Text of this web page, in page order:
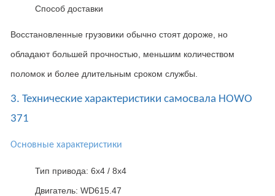
Способ доставки
Восстановленные грузовики обычно стоят дороже но
обладают большей прочностью
меньшим количеством
поломок и более длительным сроком службы
3. Технические характеристики самосвала HOWO
371
Основные характеристики
Тип привода: 6x4 / 8x4
Двигатель: WD615.47